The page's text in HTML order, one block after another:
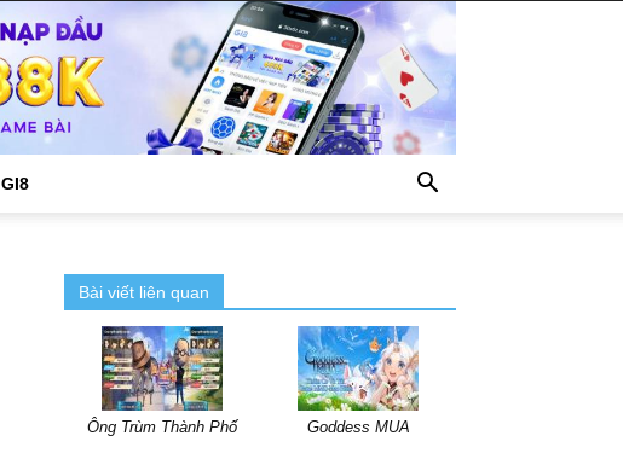
GI8
Bài viết liên quan
Ông Trùm Thành Phố Goddess MUA